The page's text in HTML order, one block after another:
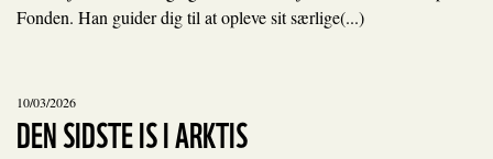
Fonden. Han guider dig til at opleve sit særlige(...)
10/03/2026
DEN SIDSTE IS I ARKTIS